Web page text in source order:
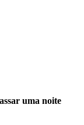
uma noite